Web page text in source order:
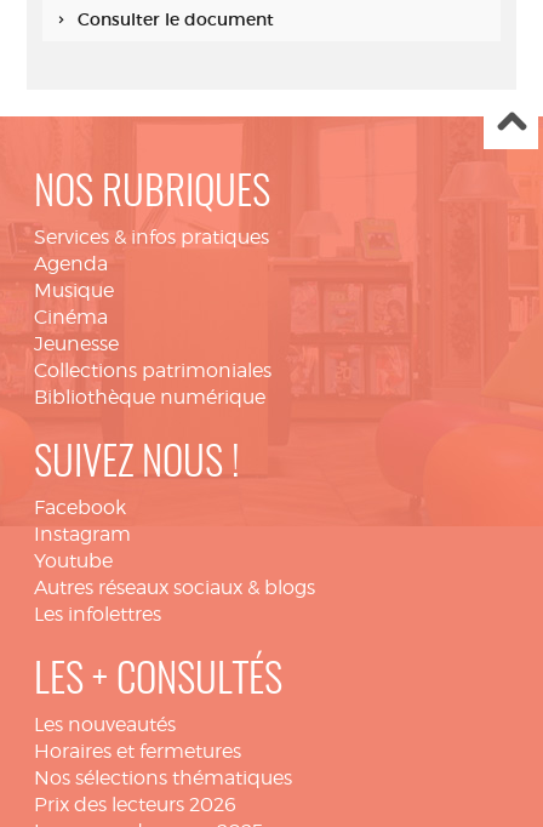
Consulter le document
NOS RUBRIQUES
Services & infos pratiques
Agenda
Musique
Cinéma
Jeunesse
Collections patrimoniales
Bibliothèque numérique
SUIVEZ NOUS !
Facebook
Instagram
Youtube
Autres réseaux sociaux & blogs
Les infolettres
LES + CONSULTÉS
Les nouveautés
Horaires et fermetures
Nos sélections thématiques
Prix des lecteurs 2026